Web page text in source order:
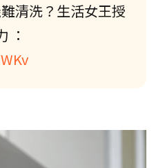
清洗？生活女王授
：